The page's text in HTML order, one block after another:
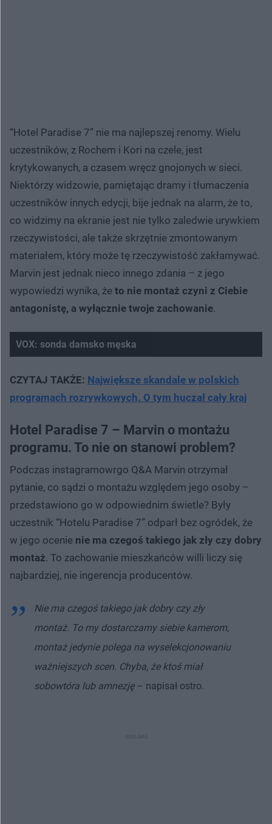
“Hotel Paradise 7” nie ma najlepszej renomy. Wielu
uczestników, z Rochem i Kori na czele, jest
krytykowanych, a czasem wręcz gnojonych w sieci.
Niektórzy widzowie, pamiętając dramy i tłumaczenia
uczestników innych edycji, bije jednak na alarm, że to,
co widzimy na ekranie jest nie tylko zaledwie urywkiem
rzeczywistości, ale także skrzętnie zmontowanym
materiałem, który może tę rzeczywistość zakłamywać.
Marvin jest jednak nieco innego zdania – z jego
wypowiedzi wynika, że to nie montaż czyni z Ciebie
antagonistę, a wyłącznie twoje zachowanie.
VOX: sonda damsko męska
CZYTAJ TAKŻE: Największe skandale w polskich
programach rozrywkowych. O tym huczał cały kraj
Hotel Paradise 7 – Marvin o montażu
programu. To nie on stanowi problem?
Podczas instagramowrgo Q&A Marvin otrzymał
pytanie, co sądzi o montażu względem jego osoby –
przedstawiono go w odpowiednim świetle? Były
uczestnik “Hotelu Paradise 7” odparł bez ogródek, że
w jego ocenie nie ma czegoś takiego jak zły czy dobry
montaż. To zachowanie mieszkańców willi liczy się
najbardziej, nie ingerencja producentów.
Nie ma czegoś takiego jak dobry czy zły
montaż. To my dostarczamy siebie kamerom,
montaż jedynie polega na wyselekcjonowaniu
ważniejszych scen. Chyba, że ktoś miał
sobowtóra lub amnezję– napisał ostro.